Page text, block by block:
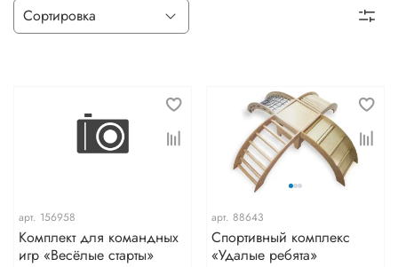
арт. 156958
Комплект для командных
игр «Весёлые старты»
арт. 88643
Спортивный комплекс
«Удалые ребята»